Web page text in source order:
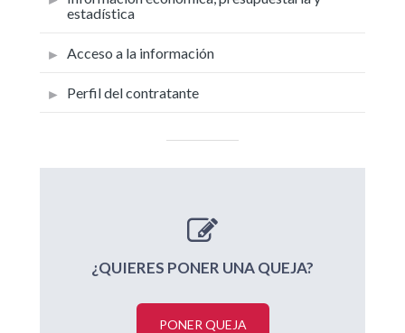
estadística
Acceso a la información
Perfil del contratante
¿QUIERES PONER UNA QUEJA?
PONER QUEJA